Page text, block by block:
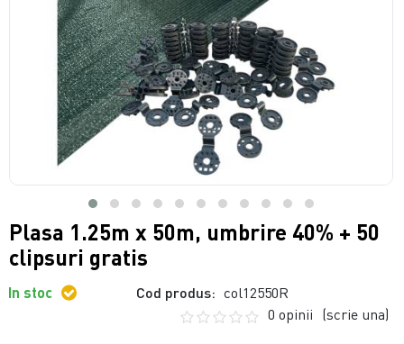
Plasa 1.25m x 50m, umbrire 40% + 50
clipsuri gratis
In stoc Cod produs: col12550R
0 opinii (scrie una)